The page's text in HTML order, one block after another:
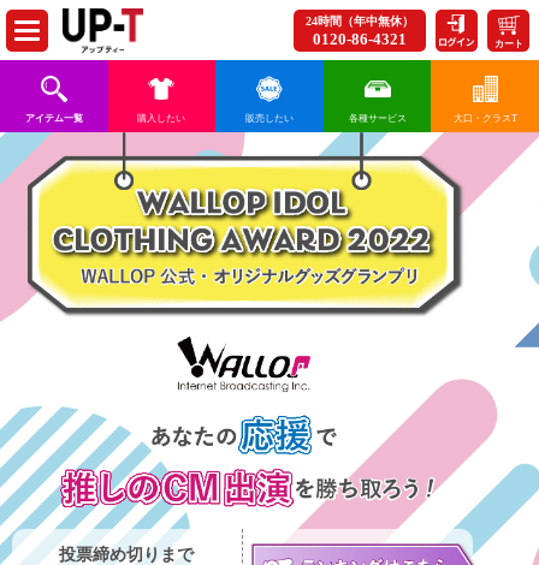
24時間（年中無休）
0120-86-4321 カート
アイテム一覧 購入したい 販売したい 各種サービス 大口・クラスT
投票締め切りまで